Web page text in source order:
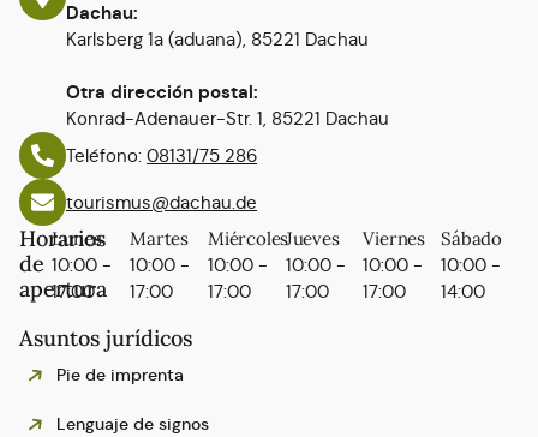
Dachau:
Karlsberg 1a (aduana), 85221 Dachau
Otra dirección postal:
Konrad-Adenauer-Str. 1, 85221 Dachau
Teléfono: 08131/75 286
tourismus@dachau.de
Horarios
de
apertura
Lunes
10:00 -
17:00
Martes
10:00 -
17:00
Miércoles
10:00 -
17:00
Jueves
10:00 -
17:00
Viernes
10:00 -
17:00
Sábado
10:00 -
14:00
Asuntos jurídicos
Pie de imprenta
Lenguaje de signos